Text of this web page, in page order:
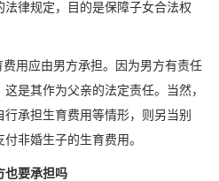
律规定，目的是保障子女合法权
用应由男方承担。因为男方有责任
是其作为父亲的法定责任。当然，
承担生育费用等情形，则另当别
非婚生子的生育费用。
也要承担吗